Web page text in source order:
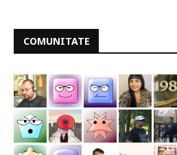
COMUNITATE